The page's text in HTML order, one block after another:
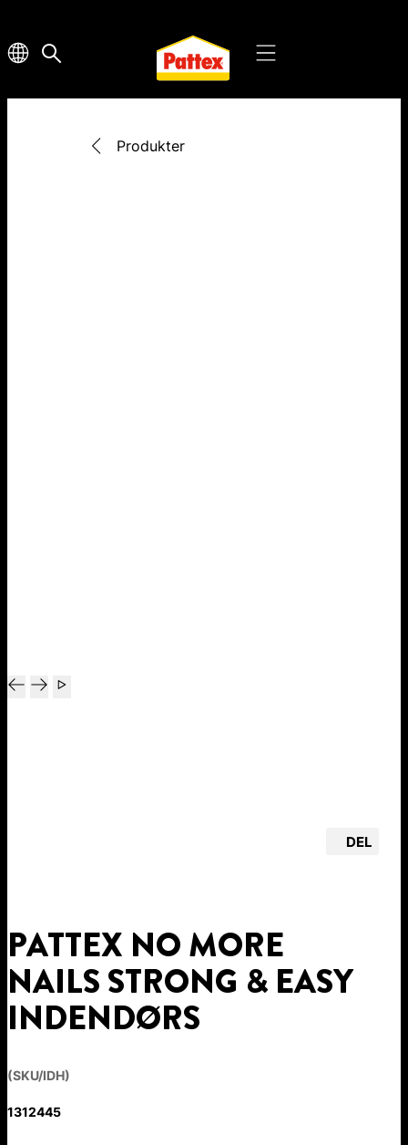
Produkter
DEL
PATTEX NO MORE
NAILS STRONG & EASY
INDENDØRS
(SKU/IDH)
1312445